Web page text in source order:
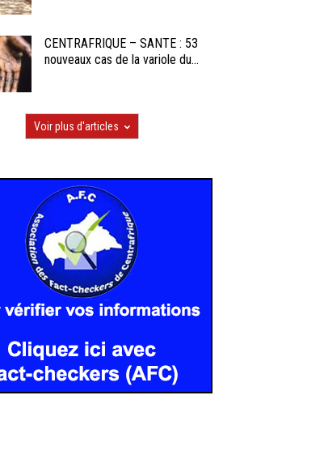
CENTRAFRIQUE – SANTE : 53
nouveaux cas de la variole du...
Voir plus d'articles